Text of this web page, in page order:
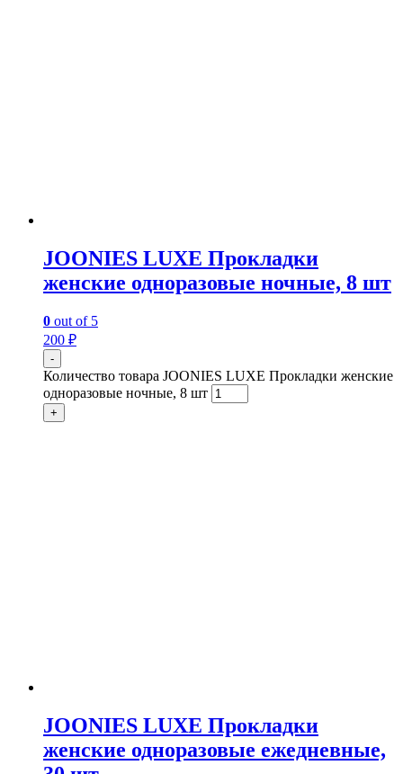
JOONIES LUXE Прокладки
женские одноразовые ночные, 8 шт
0 out of 5
200 ₽
-
Количество товара JOONIES LUXE Прокладки женские
одноразовые ночные, 8 шт
+
JOONIES LUXE Прокладки
женские одноразовые ежедневные,